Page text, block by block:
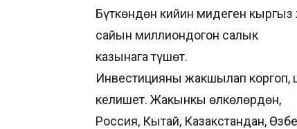
Бүткөндөн кийин миңдеген
сайын миллиондогон салык
казынага түшөт.
Инвестицияны жакшылап коргоп,
келишет. Жакынкы өлкөлөрдөн,
Россия, Кытай, Казакстандан,